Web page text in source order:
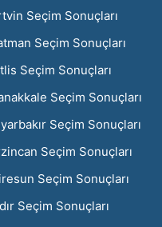
Seçim Sonuçları
Seçim Sonuçları
Seçim Sonuçları
Seçim Sonuçları
Seçim Sonuçları
Seçim Sonuçları
Seçim Sonuçları
Seçim Sonuçları